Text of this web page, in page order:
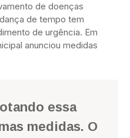
de doenças
de tempo tem
de urgência. Em
anunciou medidas
essa
medidas. O